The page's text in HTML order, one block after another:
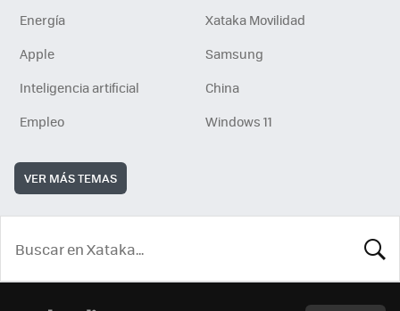
Energía
Xataka Movilidad
Apple
Samsung
Inteligencia artificial
China
Empleo
Windows 11
VER MÁS TEMAS